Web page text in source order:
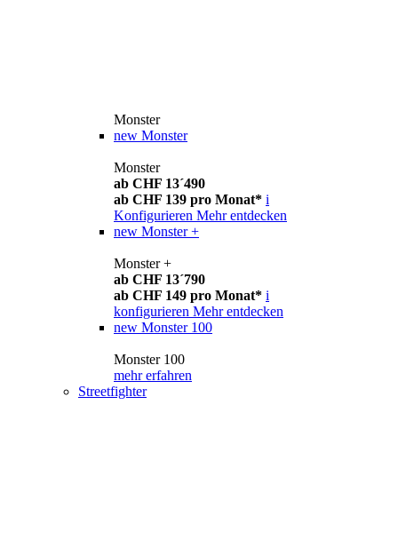
Monster
new Monster
Monster
ab CHF 13´490
ab CHF 139 pro Monat* i
Konfigurieren Mehr entdecken
new Monster +
Monster +
ab CHF 13´790
ab CHF 149 pro Monat* i
konfigurieren Mehr entdecken
new Monster 100
Monster 100
mehr erfahren
Streetfighter